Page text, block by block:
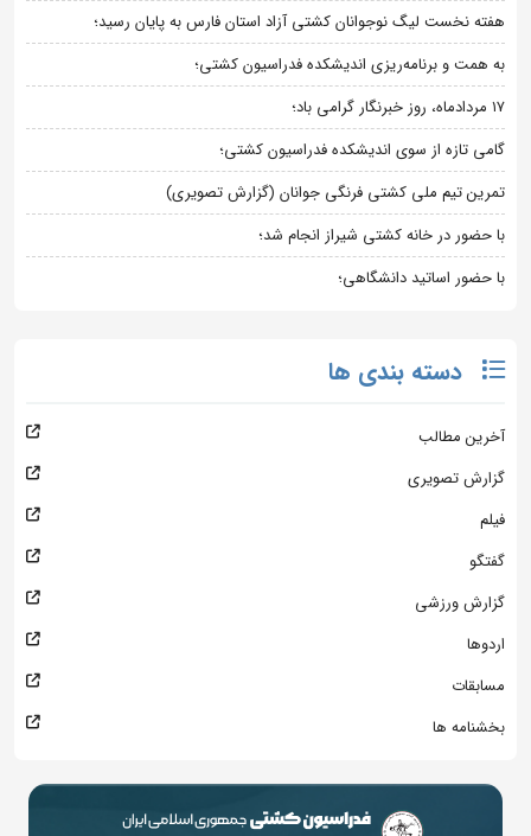
هفته نخست لیگ نوجوانان کشتی آزاد استان فارس به پایان رسید؛
به همت و برنامه‌ریزی اندیشکده فدراسیون کشتی؛
۱۷ مردادماه، روز خبرنگار گرامی باد؛
گامی تازه از سوی اندیشکده فدراسیون کشتی؛
تمرین تیم ملی کشتی فرنگی جوانان (گزارش تصویری)
با حضور در خانه کشتی شیراز انجام شد؛
با حضور اساتید دانشگاهی؛
دسته بندی ها
آخرین مطالب
گزارش تصویری
فیلم
گفتگو
گزارش ورزشی
اردوها
مسابقات
بخشنامه ها